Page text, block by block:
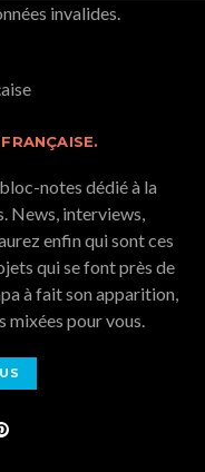
invalides.
notes dédié à la
News, interviews,
enfin qui sont ces
qui se font près de
à fait son apparition,
mixées pour vous.